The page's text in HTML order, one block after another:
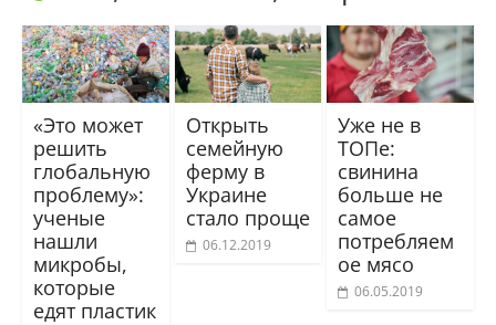
«Это может
решить
глобальную
проблему»:
ученые
нашли
микробы,
которые
едят пластик
Открыть
семейную
ферму в
Украине
стало проще
06.12.2019
Уже не в
ТОПе:
свинина
больше не
самое
потребляем
ое мясо
06.05.2019